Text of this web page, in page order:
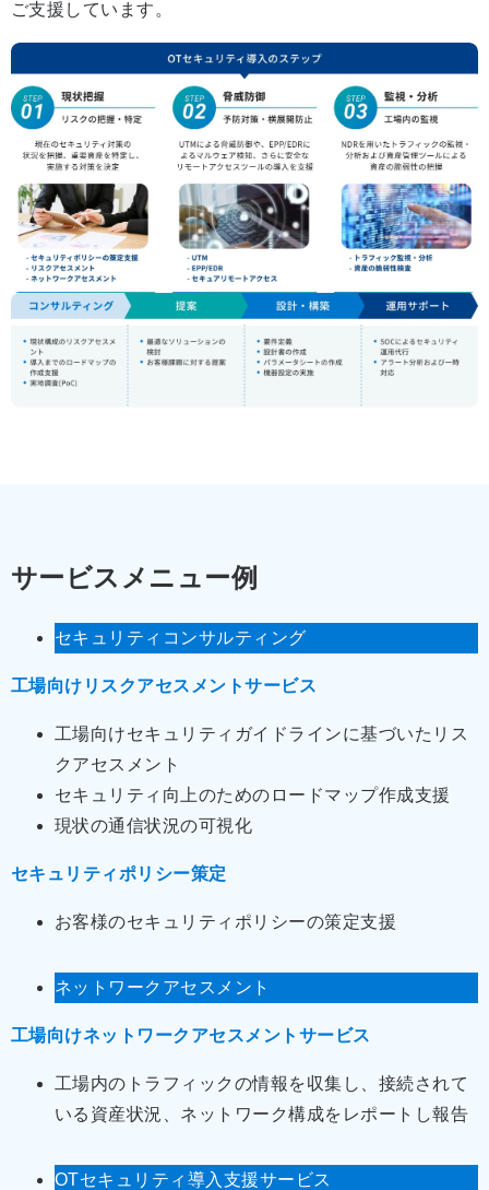
ご支援しています。
サービスメニュー例
セキュリティコンサルティング
工場向けリスクアセスメントサービス
工場向けセキュリティガイドラインに基づいたリス
クアセスメント
セキュリティ向上のためのロードマップ作成支援
現状の通信状況の可視化
セキュリティポリシー策定
お客様のセキュリティポリシーの策定支援
ネットワークアセスメント
工場向けネットワークアセスメントサービス
工場内のトラフィックの情報を収集し、接続されて
いる資産状況、ネットワーク構成をレポートし報告
OTセキュリティ導入支援サービス